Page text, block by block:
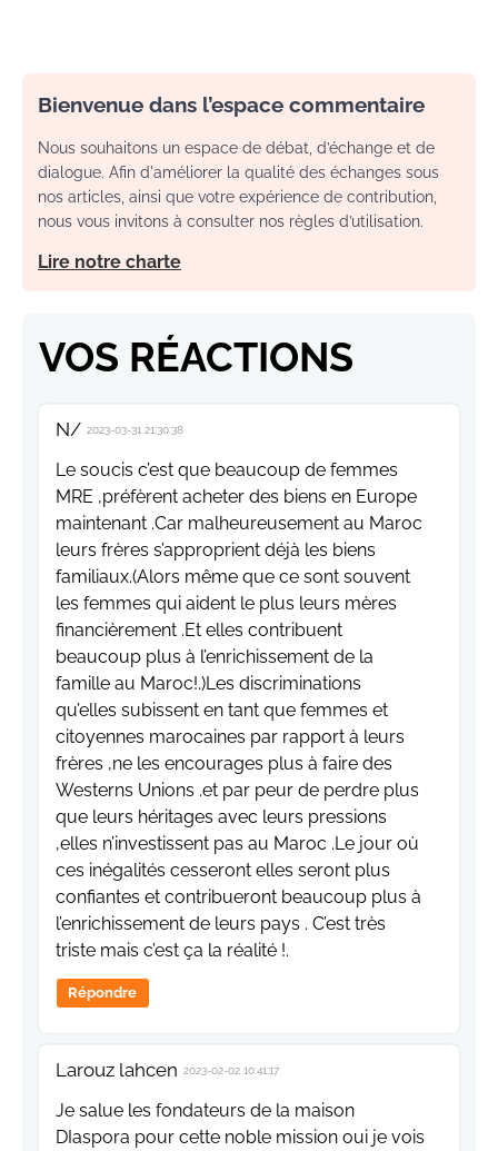
Bienvenue dans l’espace commentaire
Nous souhaitons un espace de débat, d’échange et de
dialogue. Afin d'améliorer la qualité des échanges sous
nos articles, ainsi que votre expérience de contribution,
nous vous invitons à consulter nos règles d’utilisation.
Lire notre charte
VOS RÉACTIONS
N/ 2023-03-31 21:30:38
Le soucis c’est que beaucoup de femmes
MRE ,préfèrent acheter des biens en Europe
maintenant .Car malheureusement au Maroc
leurs frères s’approprient déjà les biens
familiaux.(Alors même que ce sont souvent
les femmes qui aident le plus leurs mères
financièrement .Et elles contribuent
beaucoup plus à l’enrichissement de la
famille au Maroc!.)Les discriminations
qu’elles subissent en tant que femmes et
citoyennes marocaines par rapport à leurs
frères ,ne les encourages plus à faire des
Westerns Unions .et par peur de perdre plus
que leurs héritages avec leurs pressions
,elles n’investissent pas au Maroc .Le jour où
ces inégalités cesseront elles seront plus
confiantes et contribueront beaucoup plus à
l’enrichissement de leurs pays . C’est très
triste mais c’est ça la réalité !.
Répondre
Larouz lahcen 2023-02-02 10:41:17
Je salue les fondateurs de la maison
DIaspora pour cette noble mission oui je vois